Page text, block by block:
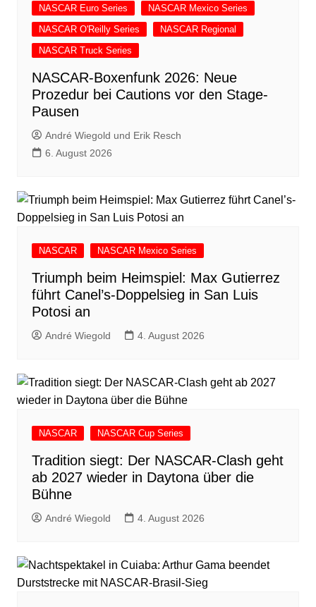
NASCAR Euro Series
NASCAR Mexico Series
NASCAR O'Reilly Series
NASCAR Regional
NASCAR Truck Series
NASCAR-Boxenfunk 2026: Neue
Prozedur bei Cautions vor den Stage-
Pausen
André Wiegold und Erik Resch
6. August 2026
NASCAR NASCAR Mexico Series
Triumph beim Heimspiel: Max Gutierrez
führt Canel’s-Doppelsieg in San Luis
Potosi an
André Wiegold 4. August 2026
NASCAR NASCAR Cup Series
Tradition siegt: Der NASCAR-Clash geht
ab 2027 wieder in Daytona über die
Bühne
André Wiegold 4. August 2026